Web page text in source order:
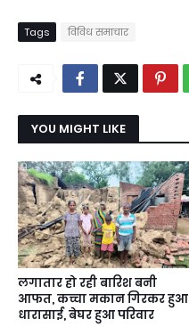
Tags विविध समाचार
YOU MIGHT LIKE
लगातार हो रही बारिश बनी
आफत, कच्चा मकान गिरकर हुआ
धारासाई, बेघर हुआ परिवार